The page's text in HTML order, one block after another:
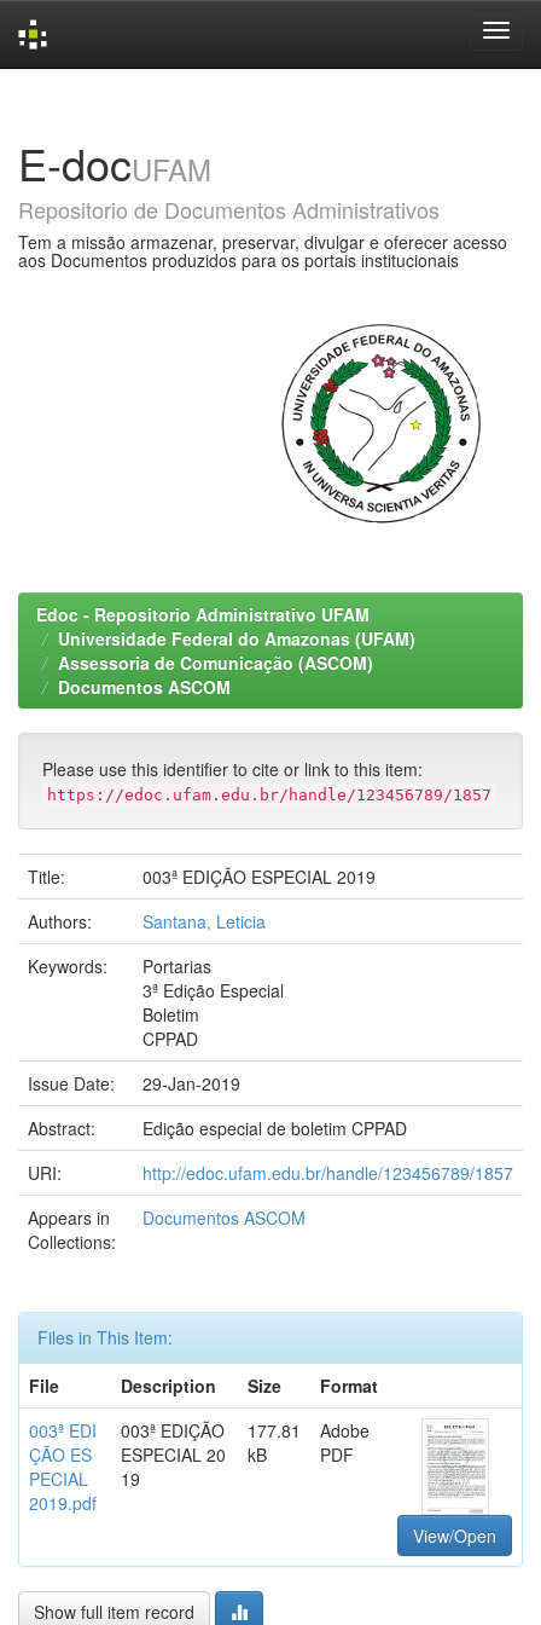
E-docUFAM
Repositorio de Documentos Administrativos
Tem a missão armazenar, preservar, divulgar e oferecer acesso
aos Documentos produzidos para os portais institucionais
Edoc - Repositorio Administrativo UFAM
Universidade Federal do Amazonas (UFAM)
Assessoria de Comunicação (ASCOM)
Documentos ASCOM
Please use this identifier to cite or link to this item:
https://edoc.ufam.edu.br/handle/123456789/1857
Title:
003ª EDIÇÃO ESPECIAL 2019
Authors:
Santana, Leticia
Keywords:
Portarias
3ª Edição Especial
Boletim
CPPAD
Issue Date:
29-Jan-2019
Abstract:
Edição especial de boletim CPPAD
URI:
http://edoc.ufam.edu.br/handle/123456789/1857
Appears in
Collections:
Documentos ASCOM
Files in This Item:
File
Description Size
Format
003ª EDI
ÇÃO ES
PECIAL
2019.pdf
003ª EDIÇÃO
ESPECIAL 20
19
177.81
kB
Adobe
PDF
View/Open
Show full item record